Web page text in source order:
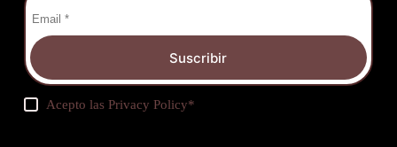
Suscribir
Acepto lasPrivacy Policy*